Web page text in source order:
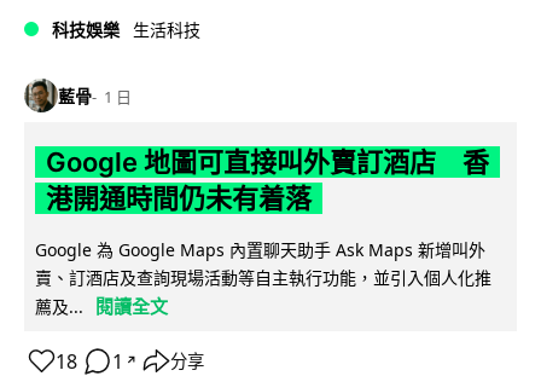
科技娛樂 生活科技
藍骨 1 日
Google 地圖可直接叫外賣訂酒店 香
港開通時間仍未有着落
Google 為 Google Maps 內置聊天助手 Ask Maps 新增叫外
賣、訂酒店及查詢現場活動等自主執行功能，並引入個人化推
薦及...
閱讀全文
18 1 ↗ 分享